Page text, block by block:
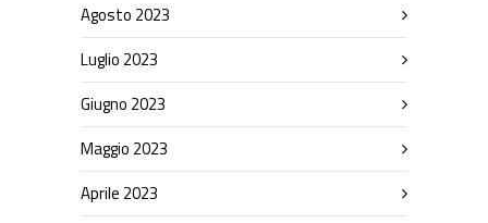
Agosto 2023
Luglio 2023
Giugno 2023
Maggio 2023
Aprile 2023